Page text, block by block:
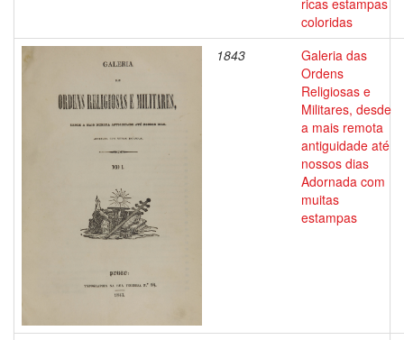
ricas estampas
coloridas
1843
Galeria das
Ordens
Religiosas e
Militares, desde
a mais remota
antiguidade até
nossos dias
Adornada com
muitas
estampas